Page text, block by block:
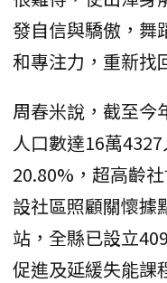
發自信與驕傲，舞
和專注力，重新找
周春米說，截至今
人口數達16萬
20.80%，超高齡
設社區照顧關懷據
站，全縣已設立
促進及延緩失能課